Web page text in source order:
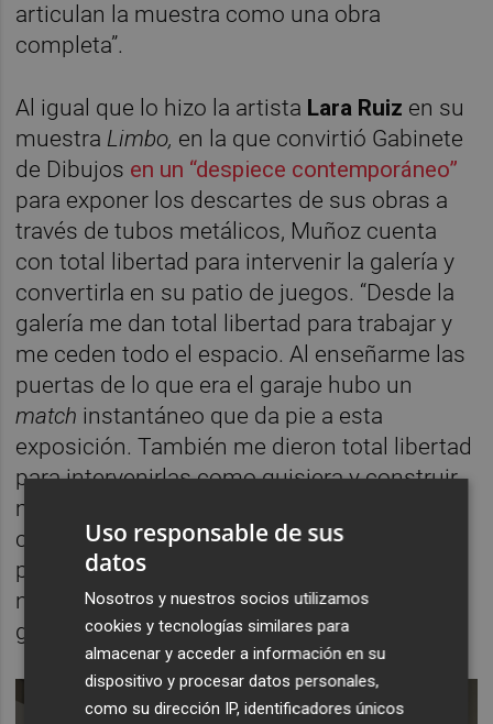
articulan la muestra como una obra
completa”.
Al igual que lo hizo la artista Lara Ruiz en su
muestra Limbo, en la que convirtió Gabinete
de Dibujos en un “despiece contemporáneo”
para exponer los descartes de sus obras a
través de tubos metálicos, Muñoz cuenta
con total libertad para intervenir la galería y
convertirla en su patio de juegos. “Desde la
galería me dan total libertad para trabajar y
me ceden todo el espacio. Al enseñarme las
puertas de lo que era el garaje hubo un
match instantáneo que da pie a esta
exposición. También me dieron total libertad
para intervenirlas como quisiera y construir
mi narrativa desde estas”. Las puertas, tal y
como las comprende Muñoz, se le abren
para ser empleadas como cuerpo y objeto
narrativo. De objeto pasa a ser obra de arte
gracias a su Desquicio Turquesa.
Uso responsable de sus
datos
Nosotros y nuestros socios utilizamos
cookies y tecnologías similares para
almacenar y acceder a información en su
dispositivo y procesar datos personales,
como su dirección IP, identificadores únicos